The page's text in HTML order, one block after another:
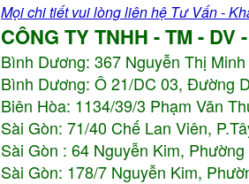
Mọi chi tiết vui lòng liên hệ Tư Vấn -
CÔNG TY TNHH - TM - DV
Bình Dương: 367 Nguyễn Thị
Bình Dương: Ô 21/DC 03, Đường
Biên Hòa: 1134/39/3 Phạm Văn
Sài Gòn: 71/40 Chế Lan Viên,
Sài Gòn : 64 Nguyễn Kim,
Sài Gòn: 178/7 Nguyễn Kim,